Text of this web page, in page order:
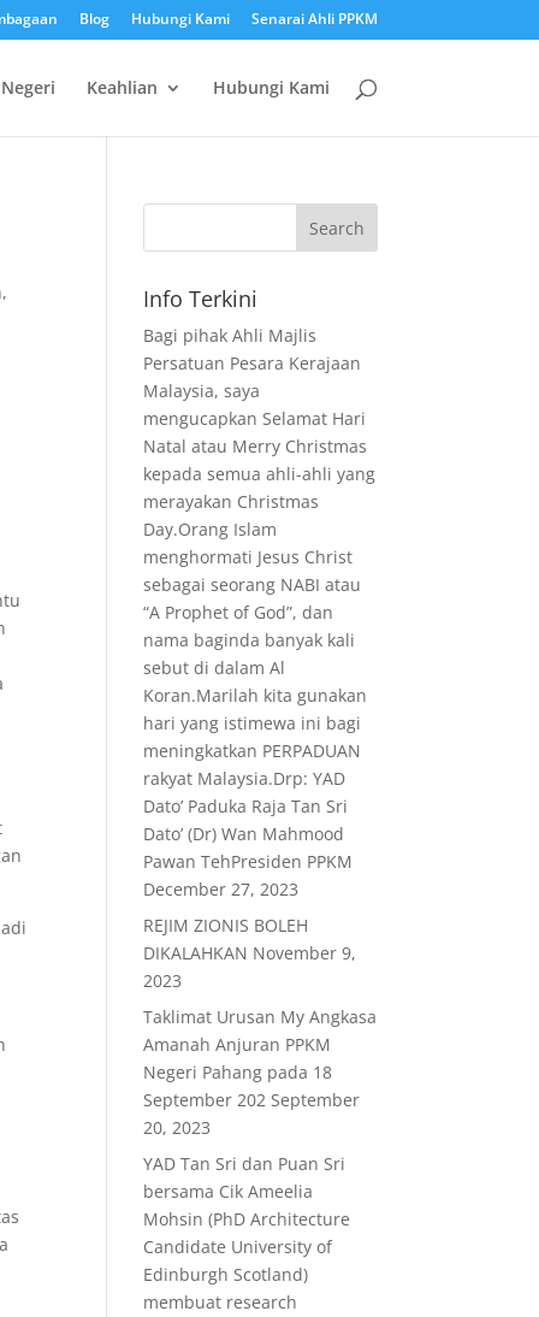
Blog Hubungi Kami Senarai Ahli PPKM
Keahlian Hubungi Kami
, Info Terkini
Bagi pihak Ahli Majlis
Persatuan Pesara Kerajaan
Malaysia, saya
mengucapkan Selamat Hari
Natal atau Merry Christmas
kepada semua ahli-ahli yang
merayakan Christmas
Day.Orang Islam
menghormati Jesus Christ
sebagai seorang NABI atau
“A Prophet of God”, dan
nama baginda banyak kali
sebut di dalam Al
Koran.Marilah kita gunakan
hari yang istimewa ini bagi
meningkatkan PERPADUAN
rakyat Malaysia.Drp: YAD
Dato’ Paduka Raja Tan Sri
Dato’ (Dr) Wan Mahmood
Pawan TehPresiden PPKM
December 27, 2023
REJIM ZIONIS BOLEH
DIKALAHKAN November 9,
2023
Taklimat Urusan My Angkasa
Amanah Anjuran PPKM
Negeri Pahang pada 18
September 202 September
20, 2023
YAD Tan Sri dan Puan Sri
bersama Cik Ameelia
Mohsin (PhD Architecture
Candidate University of
Edinburgh Scotland)
membuat research